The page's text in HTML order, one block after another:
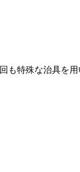
特殊な治具を用